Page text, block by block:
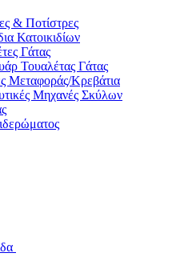
& Ποτίστρες
Κατοικιδίων
Γάτας
Τουαλέτας Γάτας
Μεταφοράς/Κρεβάτια
Μηχανές Σκύλων